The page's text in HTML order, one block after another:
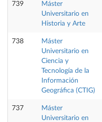
739
Máster
Universitario en
Historia y Arte
738
Máster
Universitario en
Ciencia y
Tecnología de la
Información
Geográfica (CTIG)
737
Máster
Universitario en